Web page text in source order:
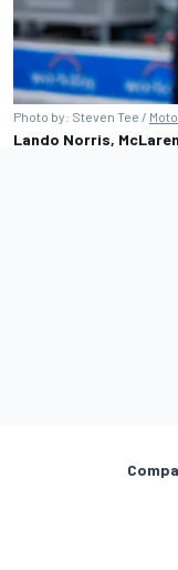
Photo by: Steven Tee /
Lando Norris,